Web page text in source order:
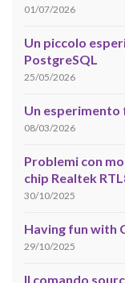
01/07/2026
Un piccolo
PostgreSQL
25/05/2026
Un esperimento
08/03/2026
Problemi con
chip Realtek
30/10/2025
Having fun with
29/10/2025
Il comando